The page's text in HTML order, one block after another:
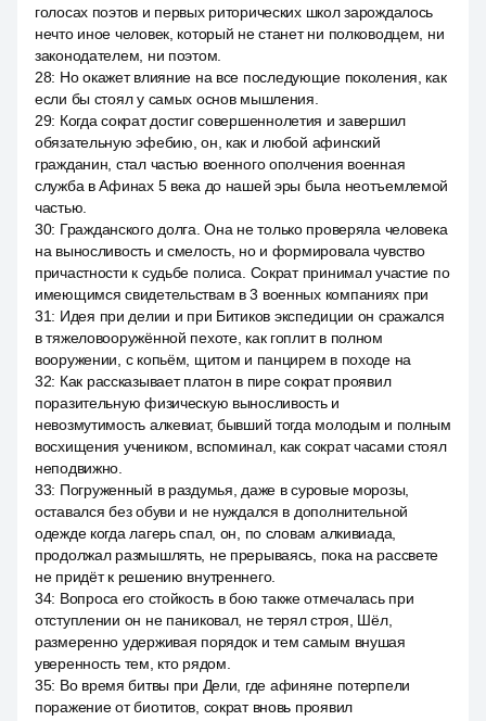
голосах поэтов и первых риторических школ зарождалось
нечто иное человек, который не станет ни полководцем, ни
законодателем, ни поэтом.
28: Но окажет влияние на все последующие поколения, как
если бы стоял у самых основ мышления.
29: Когда сократ достиг совершеннолетия и завершил
обязательную эфебию, он, как и любой афинский
гражданин, стал частью военного ополчения военная
служба в Афинах 5 века до нашей эры была неотъемлемой
частью.
30: Гражданского долга. Она не только проверяла человека
на выносливость и смелость, но и формировала чувство
причастности к судьбе полиса. Сократ принимал участие по
имеющимся свидетельствам в 3 военных компаниях при
31: Идея при делии и при Битиков экспедиции он сражался
в тяжеловооружённой пехоте, как гоплит в полном
вооружении, с копьём, щитом и панцирем в походе на
32: Как рассказывает платон в пире сократ проявил
поразительную физическую выносливость и
невозмутимость алкевиат, бывший тогда молодым и полным
восхищения учеником, вспоминал, как сократ часами стоял
неподвижно.
33: Погруженный в раздумья, даже в суровые морозы,
оставался без обуви и не нуждался в дополнительной
одежде когда лагерь спал, он, по словам алкивиада,
продолжал размышлять, не прерываясь, пока на рассвете
не придёт к решению внутреннего.
34: Вопроса его стойкость в бою также отмечалась при
отступлении он не паниковал, не терял строя, Шёл,
размеренно удерживая порядок и тем самым внушая
уверенность тем, кто рядом.
35: Во время битвы при Дели, где афиняне потерпели
поражение от биотитов, сократ вновь проявил